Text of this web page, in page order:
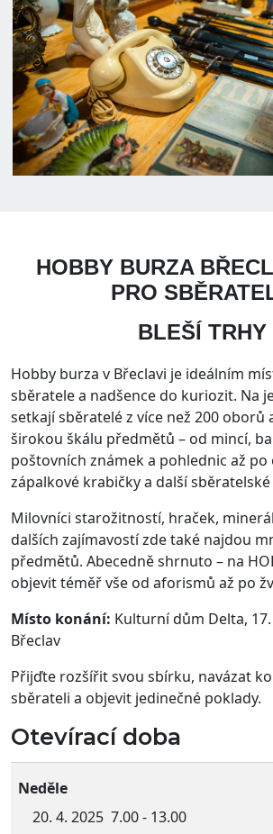
HOBBY BURZA
PRO
BLEŠÍ TRHY
Hobby burza v Břeclavi je ideálním
sběratele a nadšence do kuriozit. Na
setkají sběratelé z více než 200 oborů
širokou škálu předmětů – od mincí,
poštovních známek a pohlednic až po
zápalkové krabičky a další
Milovníci starožitností, hraček,
dalších zajímavostí zde také najdou
předmětů. Abecedně shrnuto – na
objevit téměř vše od aforismů až po
Místo konání: Kulturní dům Delta,
Břeclav
Přijďte rozšířit svou sbírku, navázat
sběrateli a objevit jedinečné poklady.
Otevírací doba
Neděle
20. 4. 2025 7.00 - 13.00